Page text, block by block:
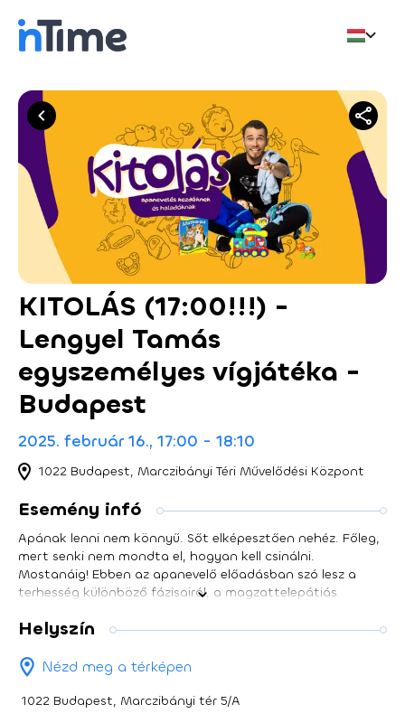
KITOLÁS (17:00!!!) -
Lengyel Tamás
egyszemélyes vígjátéka -
Budapest
2025. február 16., 17:00 - 18:10
1022 Budapest, Marczibányi Téri Művelődési Központ
Esemény infó
Apának lenni nem könnyű. Sőt elképesztően nehéz. Főleg,
mert senki nem mondta el, hogyan kell csinálni.
Mostanáig! Ebben az apanevelő előadásban szó lesz a
terhesség különböző fázisairól, a magzattelepátiás
levakarhatatlan nőrokonokról, a szabadban szoptatás
nagy mennyiségben hallgatott Gryllus Vilmos dalok
mentálhigiénés következményeiről. "Válaszokat, persze, én
sem tudok. De azért elmondom a frankót. Vagy legalább,
Helyszín
Nézd meg a térképen
1022 Budapest, Marczibányi tér 5/A